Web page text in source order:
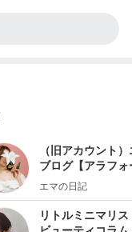
（旧アカウント
ブログ【アラフォ
社売却セカンドラ
エマの日記
リトルミニマリス